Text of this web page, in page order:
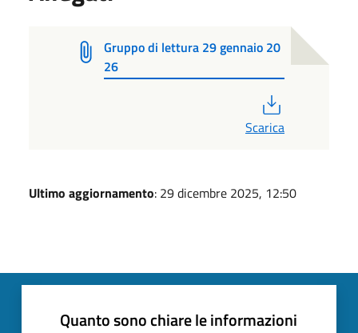
Gruppo di lettura 29 gennaio 20
26
Scarica
Ultimo aggiornamento: 29 dicembre 2025, 12:50
Quanto sono chiare le informazioni